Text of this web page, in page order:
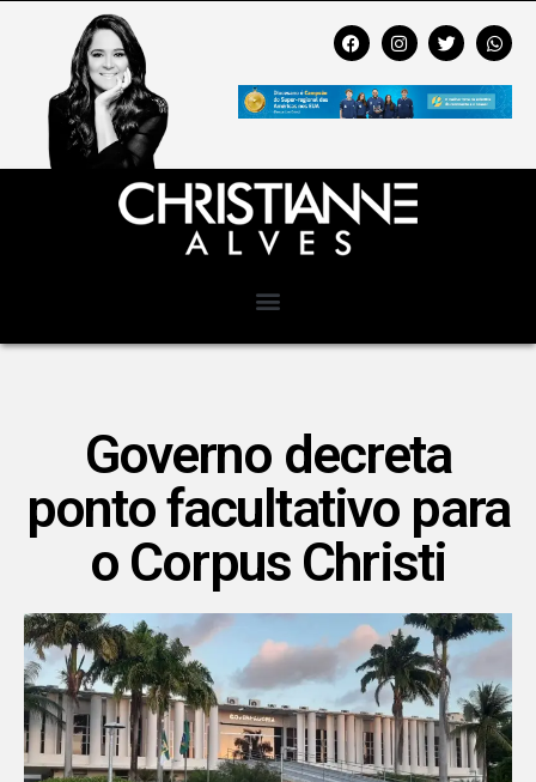
Governo decreta
ponto facultativo para
o Corpus Christi